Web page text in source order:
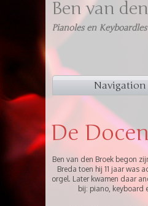
Ben van
Pianoles en Keyboardles
De
Ben van den Broek begon
Breda toen hij 11 jaar was
orgel. Later kwamen daar
bij: piano, keyboard